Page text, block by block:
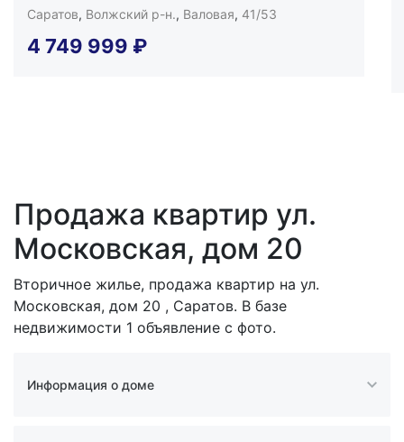
Саратов, Волжский р-н., Валовая, 41/53
4 749 999 ₽
Продажа квартир ул.
Московская, дом 20
Вторичное жилье, продажа квартир на ул.
Московская, дом 20 , Саратов. В базе
недвижимости 1 объявление с фото.
Информация о доме